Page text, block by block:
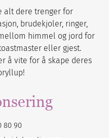
alt dere trenger for
brudekjoler, ringer,
himmel og jord for
eller gjest.
å vite for å skape deres
80 90